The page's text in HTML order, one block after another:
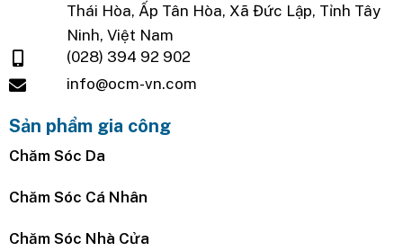
Thái Hòa, Ấp Tân Hòa, Xã Đức Lập, Tỉnh Tây
Ninh, Việt Nam
(028) 394 92 902
info@ocm-vn.com
Sản phẩm gia công
Chăm Sóc Da
Chăm Sóc Cá Nhân
Chăm Sóc Nhà Cửa